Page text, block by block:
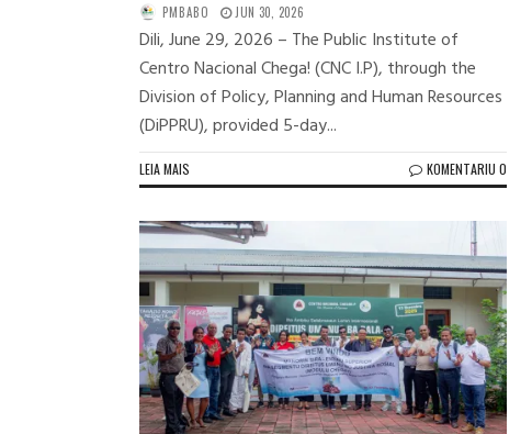
PMBABO JUN 30, 2026
Dili, June 29, 2026 – The Public Institute of
Centro Nacional Chega! (CNC I.P), through the
Division of Policy, Planning and Human Resources
(DiPPRU), provided 5-day...
LEIA MAIS KOMENTARIU 0